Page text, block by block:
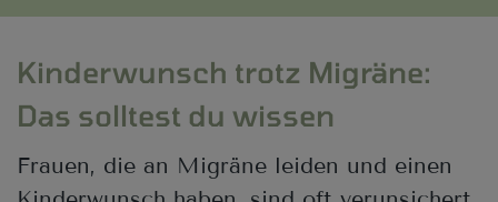
Kinderwunsch trotz Migräne:
Das solltest du wissen
Frauen, die an Migräne leiden und einen